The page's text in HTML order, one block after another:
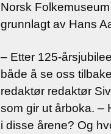
Norsk
grunnlagt av Hans
– Etter 125-
både å se oss
redaktør redaktør
som gir ut årboka. –
i disse årene? Og